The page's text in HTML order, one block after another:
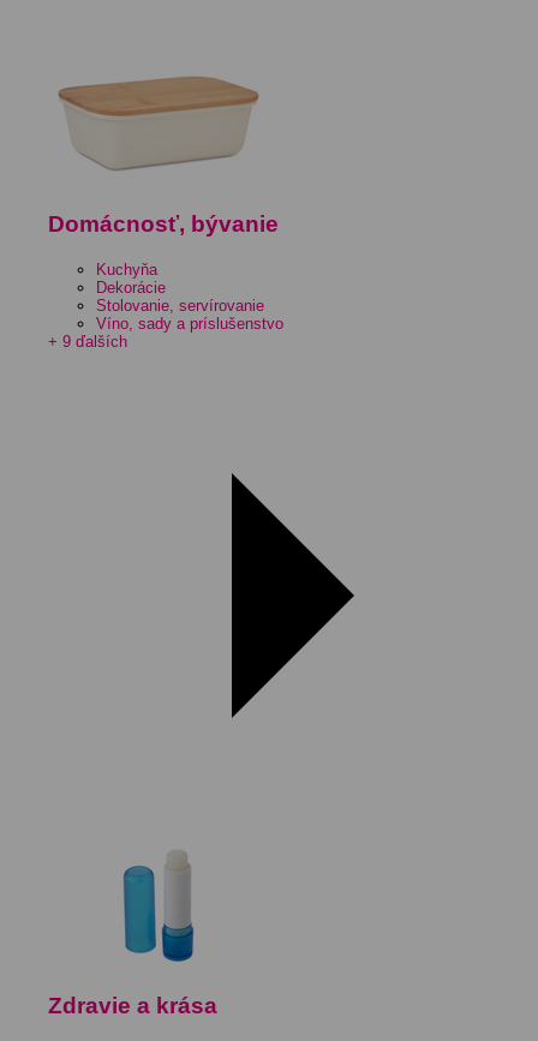
Domácnosť, bývanie
Kuchyňa
Dekorácie
Stolovanie, servírovanie
Víno, sady a príslušenstvo
+ 9 ďalších
Zdravie a krása